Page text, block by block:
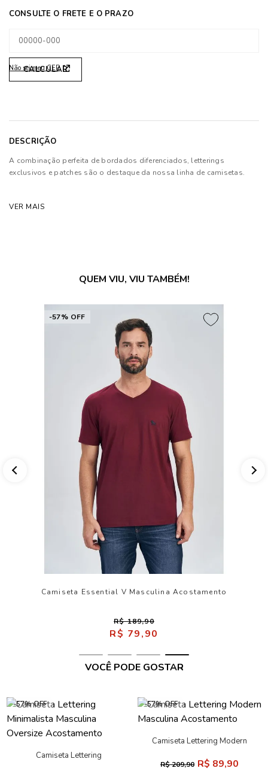
Não sei meu CEP
DESCRIÇÃO
A combinação perfeita de bordados diferenciados, letterings
exclusivos e patches são o destaque da nossa linha de camisetas.
VER MAIS
QUEM VIU, VIU TAMBÉM!
-57% OFF
Camiseta Essential V Masculina Acostamento
R$ 189,90
R$ 79,90
VOCÊ PODE GOSTAR
-57% OFF
Camiseta Lettering
-57% OFF
Camiseta Lettering Modern
R$ 209,90 R$ 89,90